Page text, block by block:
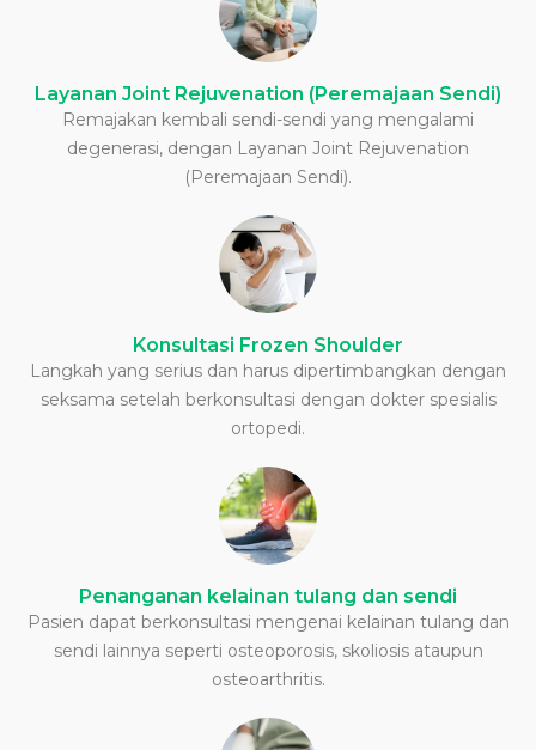
Layanan Joint Rejuvenation (Peremajaan Sendi)
Remajakan kembali sendi-sendi yang mengalami
degenerasi, dengan Layanan Joint Rejuvenation
(Peremajaan Sendi).
Konsultasi Frozen Shoulder
Langkah yang serius dan harus dipertimbangkan dengan
seksama setelah berkonsultasi dengan dokter spesialis
ortopedi.
Penanganan kelainan tulang dan sendi
Pasien dapat berkonsultasi mengenai kelainan tulang dan
sendi lainnya seperti osteoporosis, skoliosis ataupun
osteoarthritis.